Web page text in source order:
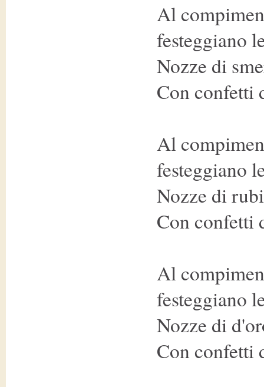
Al
festeggiano
Nozze di
Con confetti
Al
festeggiano
Nozze di
Con confetti
Al
festeggiano
Nozze di
Con confetti